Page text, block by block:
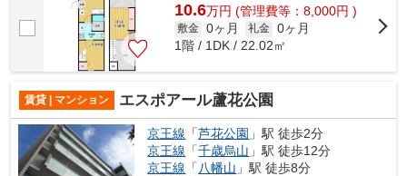
10.6万円 (管理費等：8,000円 )
敷金 0ヶ月 礼金 0ヶ月
1階 / 1DK / 22.02㎡
賃貸 | マンション エスポアール蘆花公園
京王線 「芦花公園 」駅 徒歩2分
京王線 「千歳烏山 」駅 徒歩12分
京王線 「 八幡山 」駅 徒歩8分